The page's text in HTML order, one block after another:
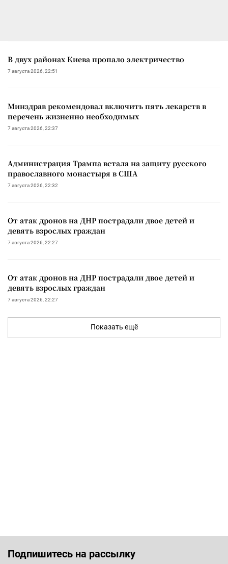
В двух районах Киева пропало электричество
7 августа 2026, 22:51
Минздрав рекомендовал включить пять лекарств в
перечень жизненно необходимых
7 августа 2026, 22:37
Администрация Трампа встала на защиту русского
православного монастыря в США
7 августа 2026, 22:32
От атак дронов на ДНР пострадали двое детей и
девять взрослых граждан
7 августа 2026, 22:27
От атак дронов на ДНР пострадали двое детей и
девять взрослых граждан
7 августа 2026, 22:27
Показать ещё
Подпишитесь на рассылку